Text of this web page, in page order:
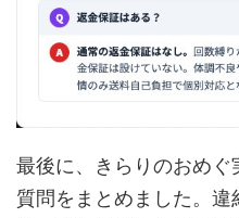
最後に、きらりのおめ
質問をまとめました。